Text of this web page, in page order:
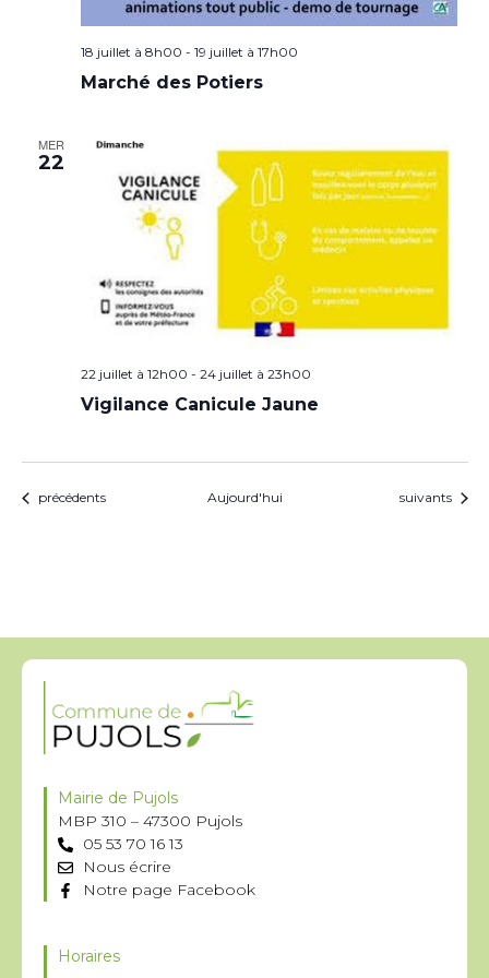
18 juillet à 8h00 - 19 juillet à 17h00
Marché des Potiers
MER
22
22 juillet à 12h00 - 24 juillet à 23h00
Vigilance Canicule Jaune
Évènements
précédents Aujourd'hui Évènements
suivants
Mairie de Pujols
MBP 310 – 47300 Pujols
05 53 70 16 13
Nous écrire
Notre page Facebook
Horaires